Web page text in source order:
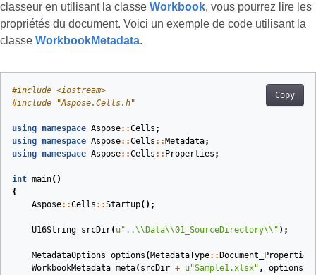
classeur en utilisant la classe Workbook, vous pourrez lire les
propriétés du document. Voici un exemple de code utilisant la
classe WorkbookMetadata.
Copy
#include <iostream>
#include "Aspose.Cells.h"
using namespace Aspose::Cells ;
using namespace Aspose::Cells :: Metadata;
using namespace Aspose::Cells :: Properties ;
int main()
{
Aspose::Cells ::Startup();
U16String srcDir( u"..\\ Data\\01_SourceDirectory\\ " ) ;
MetadataOptions options ( MetadataType:: Document_Properties
WorkbookMetadata meta( srcDir + u"Sample1.xlsx" , options